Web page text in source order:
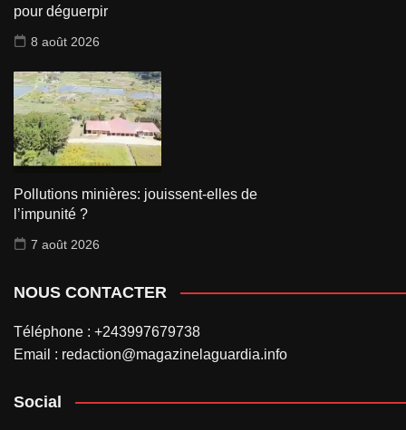
pour déguerpir
8 août 2026
Pollutions minières: jouissent-elles de
l’impunité ?
7 août 2026
NOUS CONTACTER
Téléphone : +243997679738
Email : redaction@magazinelaguardia.info
Social